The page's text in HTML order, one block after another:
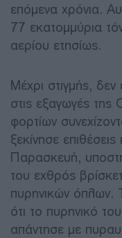
επόμενα χρόνια.
77 εκατομμύρια
αερίου ετησίως.
Μέχρι στιγμής,
στις εξαγωγές
φορτίων
ξεκίνησε
Παρασκευή,
του εχθρός
πυρηνικών όπλων.
ότι το πυρηνικό
απάντησε με